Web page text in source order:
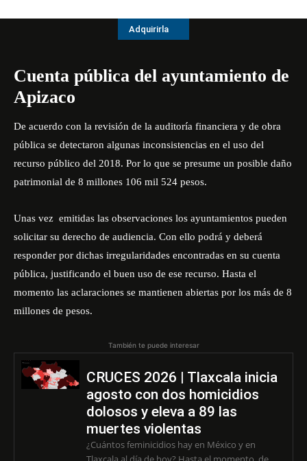
Adquirirla
Cuenta pública del ayuntamiento de
Apizaco
De acuerdo con la revisión de la auditoría financiera y de obra
pública se detectaron algunas inconsistencias en el uso del
recurso público del 2018. Por lo que se presume un posible daño
patrimonial de 8 millones 106 mil 524 pesos.
Unas vez emitidas las observaciones los ayuntamientos pueden
solicitar su derecho de audiencia. Con ello podrá y deberá
responder por dichas irregularidades encontradas en su cuenta
pública, justificando el buen uso de ese recurso. Hasta el
momento las aclaraciones se mantienen abiertas por los más de 8
millones de pesos.
También te puede interesar
CRUCES 2026 | Tlaxcala inicia
agosto con dos homicidios
dolosos y eleva a 89 las
muertes violentas
¿Cuántos feminicidios hay en México y en